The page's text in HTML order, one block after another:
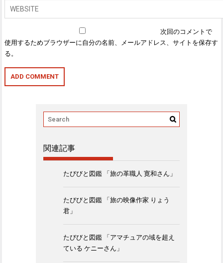
次回のコメントで
使用するためブラウザーに自分の名前、メールアドレス、サイトを保存す
る。
関連記事
たびびと図鑑 「旅の革職人 寛和さん」
たびびと図鑑 「旅の映像作家 りょう
君」
たびびと図鑑 「アマチュアの域を超え
ている ケニーさん」